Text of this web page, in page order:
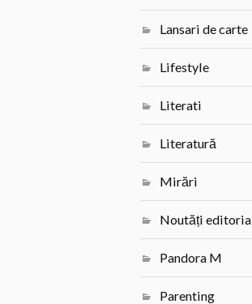
Lansari de carte
Lifestyle
Literati
Literatură
Mirări
Noutăți
Pandora M
Parenting